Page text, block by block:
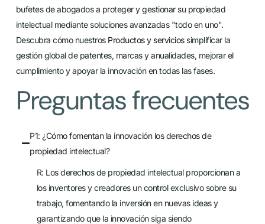
bufetes de abogados a proteger y gestionar su propiedad
intelectual mediante soluciones avanzadas "todo en uno".
Descubra cómo nuestros Productos y serviciossimplificar la
gestión global de patentes, marcas y anualidades, mejorar el
cumplimiento y apoyar la innovación en todas las fases.
Preguntas frecuentes
P1: ¿Cómo fomentan la innovación los derechos de
propiedad intelectual?
R: Los derechos de propiedad intelectual proporcionan a
los inventores y creadores un control exclusivo sobre su
trabajo, fomentando la inversión en nuevas ideas y
garantizando que la innovación siga siendo